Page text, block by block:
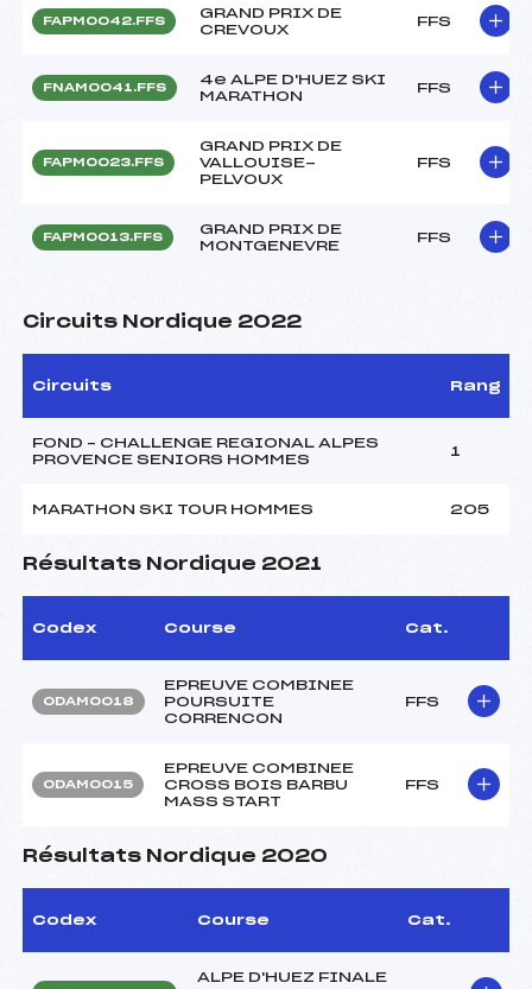
FAPM0042.FFS
GRAND PRIX DE
CREVOUX
FFS
FNAM0041.FFS
4e ALPE D'HUEZ SKI
MARATHON
FFS
FAPM0023.FFS
GRAND PRIX DE
VALLOUISE-
PELVOUX
FFS
FAPM0013.FFS
GRAND PRIX DE
MONTGENEVRE
FFS
Circuits Nordique 2022
Circuits Rang
FOND – CHALLENGE REGIONAL ALPES
PROVENCE SENIORS HOMMES
1
MARATHON SKI TOUR HOMMES 205
Résultats Nordique 2021
Codex Course Cat.
ODAM0018
EPREUVE COMBINEE
POURSUITE
CORRENCON
FFS
ODAM0015
EPREUVE COMBINEE
CROSS BOIS BARBU
MASS START
FFS
Résultats Nordique 2020
Codex Course Cat.
ALPE D'HUEZ FINALE